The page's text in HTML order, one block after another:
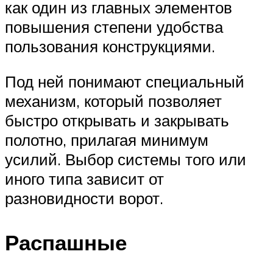
как один из главных элементов
повышения степени удобства
пользования конструкциями.
Под ней понимают специальный
механизм, который позволяет
быстро открывать и закрывать
полотно, прилагая минимум
усилий. Выбор системы того или
иного типа зависит от
разновидности ворот.
Распашные